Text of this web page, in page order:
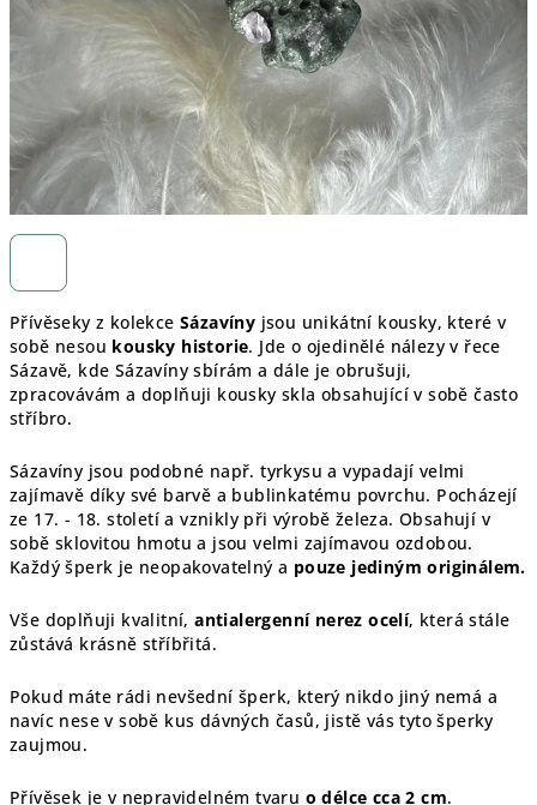
Přívěseky z kolekce Sázavíny jsou unikátní kousky, které v
sobě nesou kousky historie. Jde o ojedinělé nálezy v řece
Sázavě, kde Sázavíny sbírám a dále je obrušuji,
zpracovávám a doplňuji kousky skla obsahující v sobě často
stříbro.
Sázavíny jsou podobné např. tyrkysu a vypadají velmi
zajímavě díky své barvě a bublinkatému povrchu. Pocházejí
ze 17. - 18. století a vznikly při výrobě železa. Obsahují v
sobě sklovitou hmotu a jsou velmi zajímavou ozdobou.
Každý šperk je neopakovatelný a pouze jediným originálem.
Vše doplňuji kvalitní,antialergenní nerez ocelí, která stále
zůstává krásně stříbřitá.
Pokud máte rádi nevšední šperk, který nikdo jiný nemá a
navíc nese v sobě kus dávných časů, jistě vás tyto šperky
zaujmou.
Přívěsek je v nepravidelném tvaru o délce cca 2 cm.